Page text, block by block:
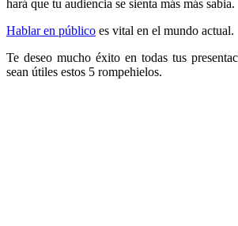
hará que tu audiencia se sienta más más sabia.
Hablar en público es vital en el mundo actual.
Te deseo mucho éxito en todas tus
sean útiles estos 5 rompehielos.